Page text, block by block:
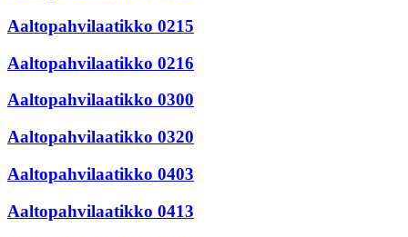
Aaltopahvilaatikko 0215
Aaltopahvilaatikko 0216
Aaltopahvilaatikko 0300
Aaltopahvilaatikko 0320
Aaltopahvilaatikko 0403
Aaltopahvilaatikko 0413